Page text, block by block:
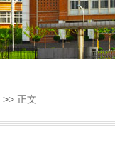
>> 正文